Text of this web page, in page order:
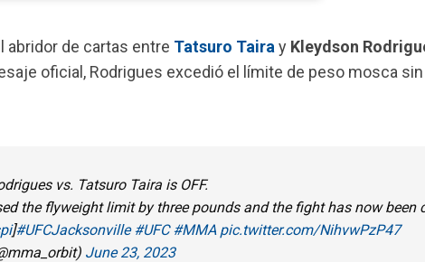
abridor de cartas entre Tatsuro Taira y Kleydson
oficial, Rodrigues excedió el límite de peso mosca
vs. Tatsuro Taira is OFF.
the flyweight limit by three pounds and the fight has now been
]#UFCJacksonville #UFC #MMA pic.twitter.com/NihvwPzP47
June 23, 2023